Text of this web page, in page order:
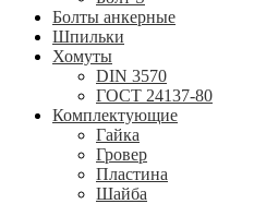
Болты анкерные
Шпильки
Хомуты
DIN 3570
ГОСТ 24137-80
Комплектующие
Гайка
Гровер
Пластина
Шайба